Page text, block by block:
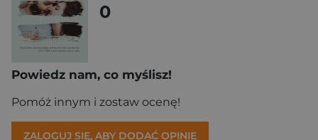
0
Powiedz nam, co myślisz!
Pomóż innym i zostaw ocenę!
ZALOGUJ SIĘ, ABY DODAĆ OPINIĘ